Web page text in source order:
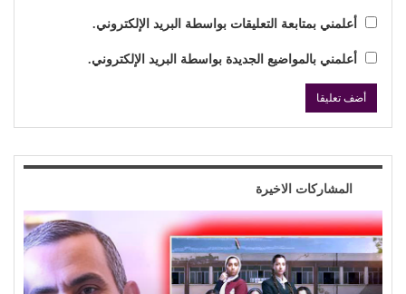
أعلمني بمتابعة التعليقات بواسطة البريد الإلكتروني.
أعلمني بالمواضيع الجديدة بواسطة البريد الإلكتروني.
المشاركات الاخيرة